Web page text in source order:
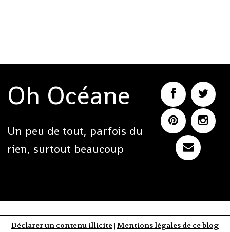
Oh Océane
Un peu de tout, parfois du
rien, surtout beaucoup
Déclarer un contenu illicite | Mentions légales de ce blog